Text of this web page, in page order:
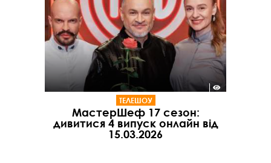
ТЕЛЕШОУ
МастерШеф 17 сезон:
дивитися 4 випуск онлайн від
15.03.2026